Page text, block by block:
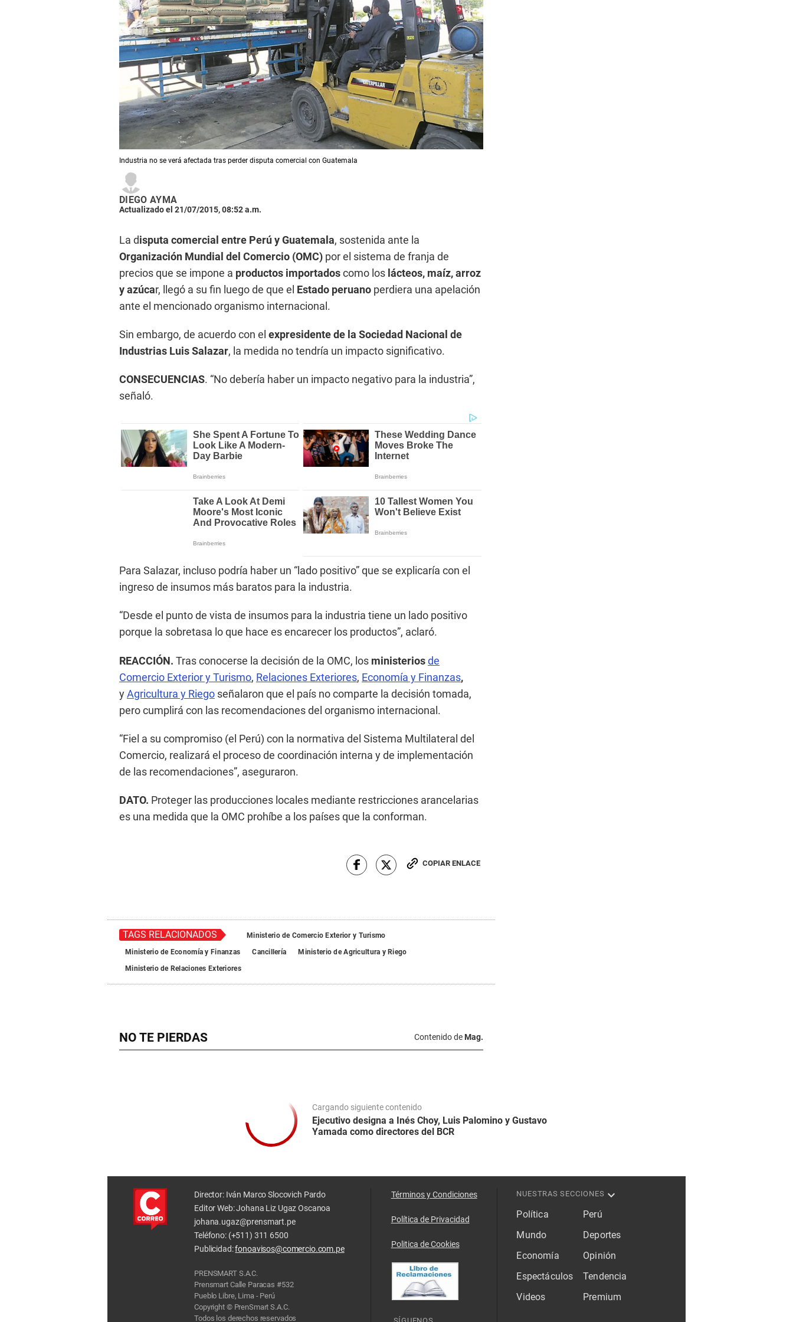
Industria no se verá afectada tras perder disputa comercial con Guatemala
DIEGO AYMA
Actualizado el 21/07/2015, 08:52 a.m.
La disputa comercial entre Perú y Guatemala, sostenida ante la
Organización Mundial del Comercio (OMC) por el sistema de franja de
precios que se impone a productos importadoscomo los lácteos, maíz, arroz
y azúcar, llegó a su fin luego de que el Estado peruano perdiera una apelación
ante el mencionado organismo internacional.
Sin embargo, de acuerdo con el expresidente de la Sociedad Nacional de
Industrias Luis Salazar, la medida no tendría un impacto significativo.
CONSECUENCIAS. “No debería haber un impacto negativo para la industria”,
señaló.
Para Salazar, incluso podría haber un “lado positivo” que se explicaría con el
ingreso de insumos más baratos para la industria.
“Desde el punto de vista de insumos para la industria tiene un lado positivo
porque la sobretasa lo que hace es encarecer los productos”, aclaró.
REACCIÓN. Tras conocerse la decisión de la OMC, los ministeriosde
Comercio Exterior y Turismo, Relaciones Exteriores, Economía y Finanzas,
yAgricultura y Riego señalaron que el país no comparte la decisión tomada,
pero cumplirá con las recomendaciones del organismo internacional.
“Fiel a su compromiso (el Perú) con la normativa del Sistema Multilateral del
Comercio, realizará el proceso de coordinación interna y de implementación
de las recomendaciones”, aseguraron.
DATO. Proteger las producciones locales mediante restricciones arancelarias
es una medida que la OMC prohíbe a los países que la conforman.
COPIAR ENLACE
TAGS RELACIONADOS
Ministerio de Comercio Exterior y Turismo
Ministerio de Economía y Finanzas
Cancillería
Ministerio de Agricultura y Riego
Ministerio de Relaciones Exteriores
NO TE PIERDAS Contenido de Mag.
Cargando siguiente contenido
Ejecutivo designa a Inés Choy, Luis Palomino y Gustavo
Yamada como directores del BCR
Director: Iván Marco Slocovich Pardo
Editor Web: Johana Liz Ugaz Oscanoa
johana.ugaz@prensmart.pe
Teléfono: (+511) 311 6500
Publicidad:fonoavisos@comercio.com.pe
PRENSMART S.A.C.
Prensmart Calle Paracas #532
Pueblo Libre, Lima - Perú
Copyright © PrenSmart S.A.C.
Todos los derechos reservados
Términos y Condiciones
Política de Privacidad
Politica de Cookies
NUESTRAS SECCIONES
Política
Perú
Mundo
Deportes
Economía
Opinión
Espectáculos
Tendencia
Videos
Premium